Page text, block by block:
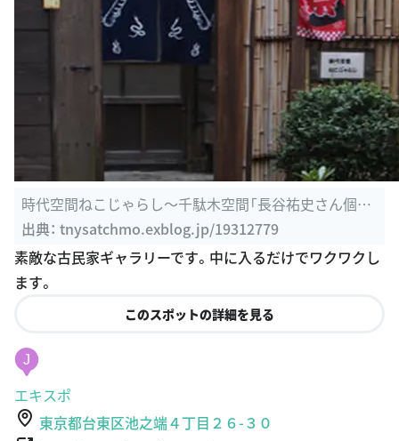
時代空間ねこじゃらし〜千駄木空間「長谷祐史さん個
展」 : とにゃりん ...
出典： tnysatchmo.exblog.jp/19312779
素敵な古民家ギャラリーです。中に入るだけでワクワクし
ます。
このスポットの詳細を見る
J
エキスポ
東京都台東区池之端４丁目２６-３０